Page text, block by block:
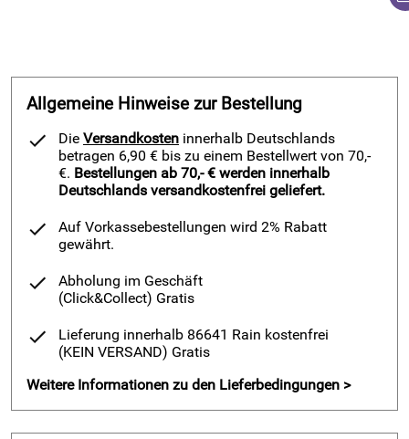
Allgemeine Hinweise zur Bestellung
Die Versandkosten innerhalb Deutschlands
betragen 6,90 € bis zu einem Bestellwert von 70,-
€. Bestellungen ab 70,- € werden innerhalb
Deutschlands versandkostenfrei geliefert.
Auf Vorkassebestellungen wird 2% Rabatt
gewährt.
Abholung im Geschäft
(Click&Collect) Gratis
Lieferung innerhalb 86641 Rain kostenfrei
(KEIN VERSAND) Gratis
Weitere Informationen zu den Lieferbedingungen >